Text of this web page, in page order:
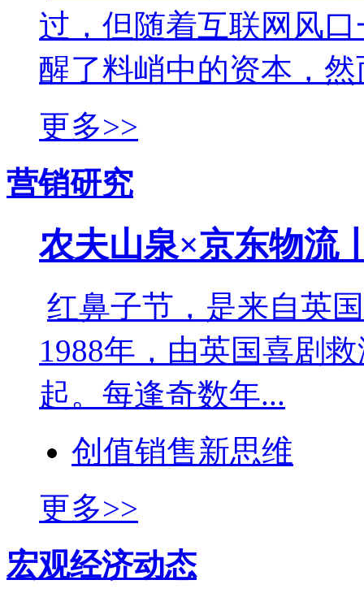
过，但随着互联网风
醒了料峭中的资本，然
更多>>
营销研究
农夫山泉×京东物流
红鼻子节，是来自英
1988年，由英国喜剧
起。每逢奇数年...
创值销售新思维
更多>>
宏观经济动态